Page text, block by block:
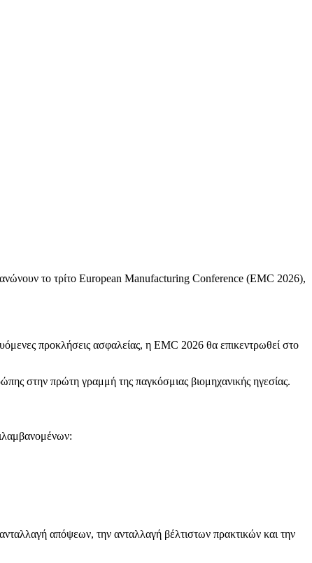
το τρίτο European Manufacturing Conference (EMC 2026),
προκλήσεις ασφαλείας, η EMC 2026 θα επικεντρωθεί στο
στην πρώτη γραμμή της παγκόσμιας βιομηχανικής ηγεσίας.
απόψεων, την ανταλλαγή βέλτιστων πρακτικών και την